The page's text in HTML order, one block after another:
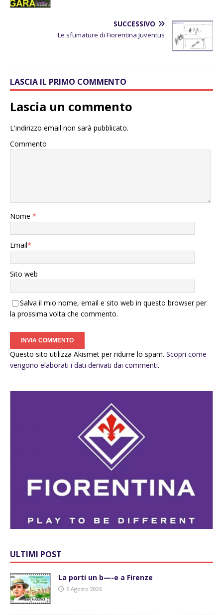
SUCCESSIVO
Le sfumature di Fiorentina Juventus
LASCIA IL PRIMO COMMENTO
Lascia un commento
L'indirizzo email non sarà pubblicato.
Commento
Nome *
Email*
Sito web
Salva il mio nome, email e sito web in questo browser per
la prossima volta che commento.
Questo sito utilizza Akismet per ridurre lo spam. Scopri come
vengono elaborati i dati derivati dai commenti.
ULTIMI POST
La porti un b—-e a Firenze
6 Agosto 2026